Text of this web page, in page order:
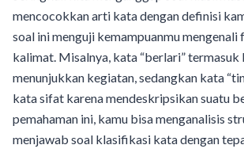
mencocokkan arti kata dengan definisi
soal ini menguji kemampuanmu mengenali
kalimat. Misalnya, kata “berlari”
menunjukkan kegiatan, sedangkan kata
kata sifat karena mendeskripsikan suatu
pemahaman ini, kamu bisa menganalisis
menjawab soal klasifikasi kata dengan